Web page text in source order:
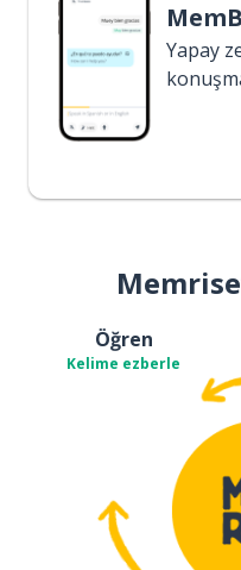
Yapay
Öğren
Kelime ezberle